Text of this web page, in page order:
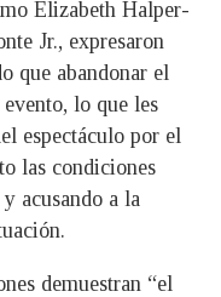
Elizabeth Halper-
Jr., expresaron
que abandonar el
lo que les
espectáculo por el
las condiciones
acusando a la
demuestran “el